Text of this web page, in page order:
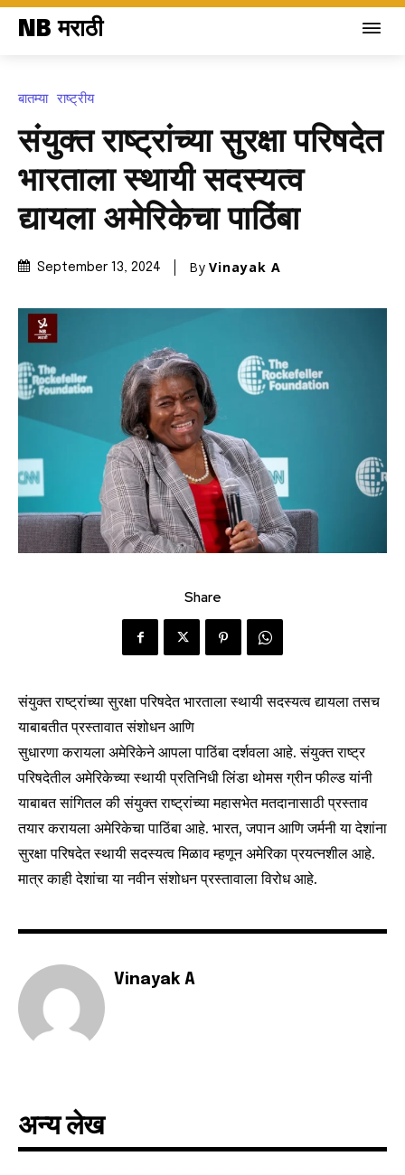
Join our community of
conversation.
To subscribe, simply enter your email address on our website
or click the subscribe button below. Don't worry, we respect
your privacy and won't spam your inbox. Your information is
safe with us.
SUBSCRIBE
NB मराठी
बातम्या राष्ट्रीय
संयुक्त राष्ट्रांच्या सुरक्षा परिषदेत
भारताला स्थायी सदस्यत्व
द्यायला अमेरिकेचा पाठिंबा
September 13, 2024 By Vinayak A
Share
संयुक्त राष्ट्रांच्या सुरक्षा परिषदेत भारताला स्थायी सदस्यत्व द्यायला तसच
याबाबतीत प्रस्तावात संशोधन आणि
सुधारणा करायला अमेरिकेने आपला पाठिंबा दर्शवला आहे. संयुक्त राष्ट्र
परिषदेतील अमेरिकेच्या स्थायी प्रतिनिधी लिंडा थोमस ग्रीन फील्ड यांनी
याबाबत सांगितल की संयुक्त राष्ट्रांच्या महासभेत मतदानासाठी प्रस्ताव
तयार करायला अमेरिकेचा पाठिंबा आहे. भारत, जपान आणि जर्मनी या देशांना
सुरक्षा परिषदेत स्थायी सदस्यत्व मिळाव म्हणून अमेरिका प्रयत्नशील आहे.
मात्र काही देशांचा या नवीन संशोधन प्रस्तावाला विरोध आहे.
Vinayak A
अन्य लेख